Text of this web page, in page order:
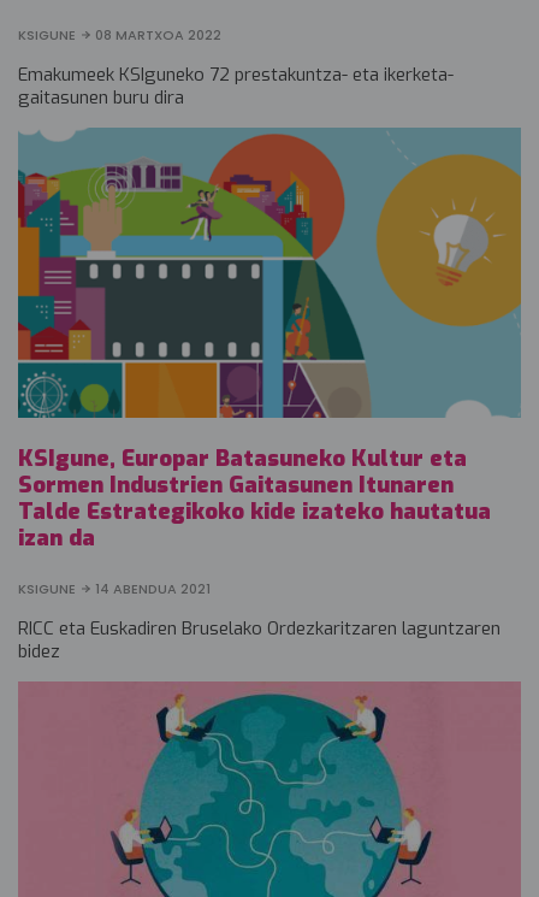
KSIGUNE 08 MARTXOA 2022
Emakumeek KSIguneko 72 prestakuntza- eta ikerketa-
gaitasunen buru dira
KSIgune, Europar Batasuneko Kultur eta
Sormen Industrien Gaitasunen Itunaren
Talde Estrategikoko kide izateko hautatua
izan da
KSIGUNE 14 ABENDUA 2021
RICC eta Euskadiren Bruselako Ordezkaritzaren laguntzaren
bidez